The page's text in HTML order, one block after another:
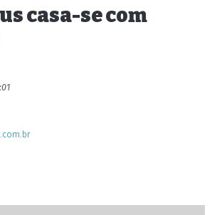
casa-se com